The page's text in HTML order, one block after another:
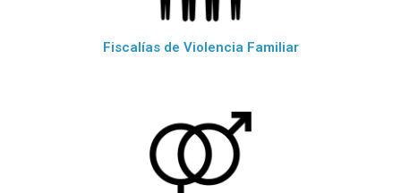
Fiscalías de Violencia Familiar